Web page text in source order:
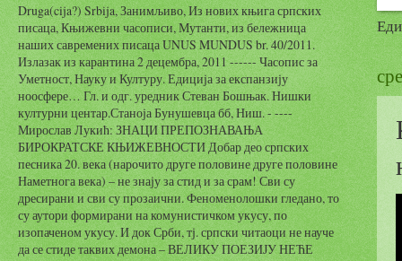
Druga(cija?) Srbija, Занимљиво, Из нових књига српских
писаца, Књижевни часописи, Мутанти, из бележница
наших савремених писаца UNUS MUNDUS br. 40/2011.
Излазак из карантина 2 децембра, 2011 ------ Часопис за
Уметност, Науку и Културу. Едиција за експанзију
ноосфере… Гл. и одг. уредник Стеван Бошњак. Нишки
културни центар.Станоја Бунушевца бб, Ниш. - ----
Мирослав Лукић: ЗНАЦИ ПРЕПОЗНАВАЊА
БИРОКРАТСКЕ КЊИЖЕВНОСТИ Добар део српских
песника 20. века (нарочито друге половине друге половине
Наметнога века) – не знају за стид и за срам! Сви су
дресирани и сви су прозаични. Феноменолошки гледано, то
су аутори формирани на комунистичком укусу, по
изопаченом укусу. И док Срби, тј. српски читаоци не науче
да се стиде таквих демона – ВЕЛИКУ ПОЕЗИЈУ НЕЋЕ